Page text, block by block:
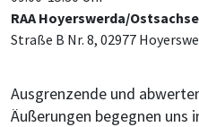
RAA Hoyerswerda/
Straße B Nr. 8, 02977
Ausgrenzende und
Äußerungen begegnen uns